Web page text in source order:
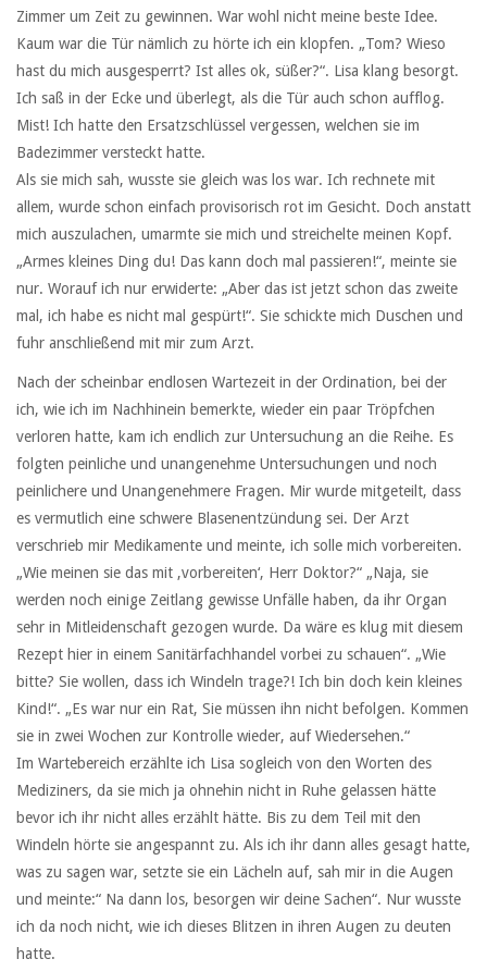
Zimmer um Zeit zu gewinnen. War wohl nicht meine beste Idee.
Kaum war die Tür nämlich zu hörte ich ein klopfen. „Tom? Wieso
hast du mich ausgesperrt? Ist alles ok, süßer?“. Lisa klang besorgt.
Ich saß in der Ecke und überlegt, als die Tür auch schon aufflog.
Mist! Ich hatte den Ersatzschlüssel vergessen, welchen sie im
Badezimmer versteckt hatte.
Als sie mich sah, wusste sie gleich was los war. Ich rechnete mit
allem, wurde schon einfach provisorisch rot im Gesicht. Doch anstatt
mich auszulachen, umarmte sie mich und streichelte meinen Kopf.
„Armes kleines Ding du! Das kann doch mal passieren!“, meinte sie
nur. Worauf ich nur erwiderte: „Aber das ist jetzt schon das zweite
mal, ich habe es nicht mal gespürt!“. Sie schickte mich Duschen und
fuhr anschließend mit mir zum Arzt.
Nach der scheinbar endlosen Wartezeit in der Ordination, bei der
ich, wie ich im Nachhinein bemerkte, wieder ein paar Tröpfchen
verloren hatte, kam ich endlich zur Untersuchung an die Reihe. Es
folgten peinliche und unangenehme Untersuchungen und noch
peinlichere und Unangenehmere Fragen. Mir wurde mitgeteilt, dass
es vermutlich eine schwere Blasenentzündung sei. Der Arzt
verschrieb mir Medikamente und meinte, ich solle mich vorbereiten.
„Wie meinen sie das mit ‚vorbereiten‘, Herr Doktor?“ „Naja, sie
werden noch einige Zeitlang gewisse Unfälle haben, da ihr Organ
sehr in Mitleidenschaft gezogen wurde. Da wäre es klug mit diesem
Rezept hier in einem Sanitärfachhandel vorbei zu schauen“. „Wie
bitte? Sie wollen, dass ich Windeln trage?! Ich bin doch kein kleines
Kind!“. „Es war nur ein Rat, Sie müssen ihn nicht befolgen. Kommen
sie in zwei Wochen zur Kontrolle wieder, auf Wiedersehen.“
Im Wartebereich erzählte ich Lisa sogleich von den Worten des
Mediziners, da sie mich ja ohnehin nicht in Ruhe gelassen hätte
bevor ich ihr nicht alles erzählt hätte. Bis zu dem Teil mit den
Windeln hörte sie angespannt zu. Als ich ihr dann alles gesagt hatte,
was zu sagen war, setzte sie ein Lächeln auf, sah mir in die Augen
und meinte:“ Na dann los, besorgen wir deine Sachen“. Nur wusste
ich da noch nicht, wie ich dieses Blitzen in ihren Augen zu deuten
hatte.